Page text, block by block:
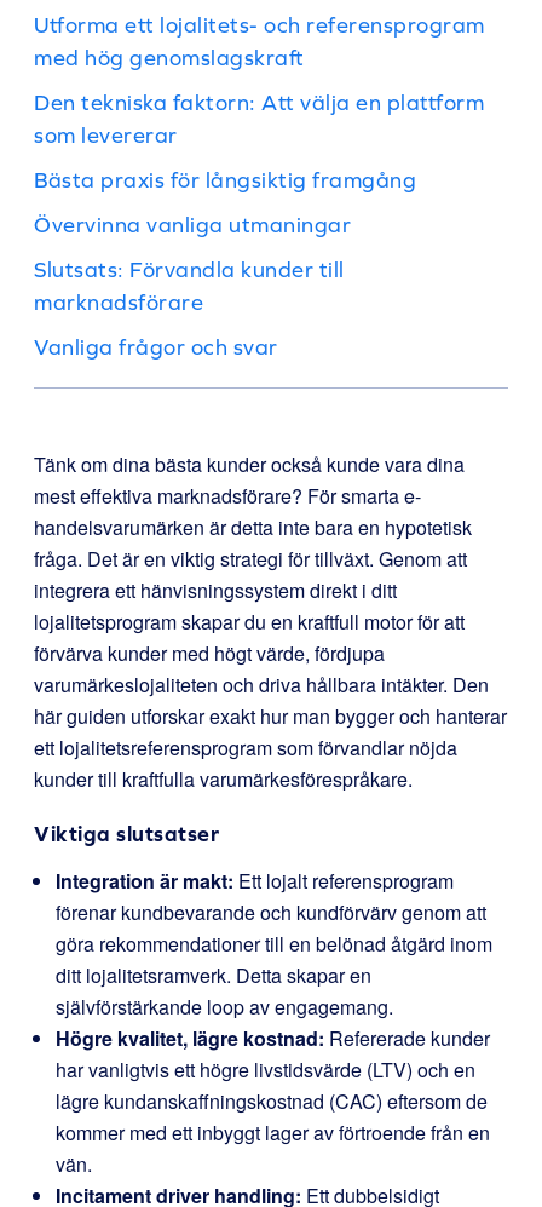
Utforma ett lojalitets- och referensprogram
med hög genomslagskraft
Den tekniska faktorn: Att välja en plattform
som levererar
Bästa praxis för långsiktig framgång
Övervinna vanliga utmaningar
Slutsats: Förvandla kunder till
marknadsförare
Vanliga frågor och svar
Tänk om dina bästa kunder också kunde vara dina
mest effektiva marknadsförare? För smarta e-
handelsvarumärken är detta inte bara en hypotetisk
fråga. Det är en viktig strategi för tillväxt. Genom att
integrera ett hänvisningssystem direkt i ditt
lojalitetsprogram skapar du en kraftfull motor för att
förvärva kunder med högt värde, fördjupa
varumärkeslojaliteten och driva hållbara intäkter. Den
här guiden utforskar exakt hur man bygger och hanterar
ett lojalitetsreferensprogram som förvandlar nöjda
kunder till kraftfulla varumärkesförespråkare.
Viktiga slutsatser
Integration är makt: Ett lojalt referensprogram
förenar kundbevarande och kundförvärv genom att
göra rekommendationer till en belönad åtgärd inom
ditt lojalitetsramverk. Detta skapar en
självförstärkande loop av engagemang.
Högre kvalitet, lägre kostnad: Refererade kunder
har vanligtvis ett högre livstidsvärde (LTV) och en
lägre kundanskaffningskostnad (CAC) eftersom de
kommer med ett inbyggt lager av förtroende från en
vän.
Incitament driver handling: Ett dubbelsidigt